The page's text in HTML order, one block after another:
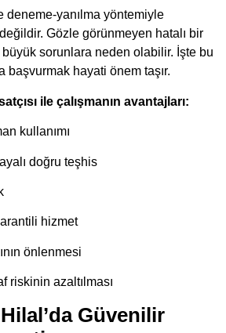
deneme-yanılma yöntemiyle
Gözle görünmeyen hatalı bir
büyük sorunlara neden olabilir. İşte bu
başvurmak hayati önem taşır.
ile çalışmanın avantajları:
kullanımı
doğru teşhis
hizmet
önlenmesi
riskinin azaltılması
Güvenilir